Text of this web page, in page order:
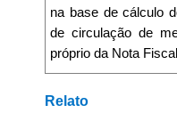
na base de cálculo
de circulação de
próprio da Nota
Relato